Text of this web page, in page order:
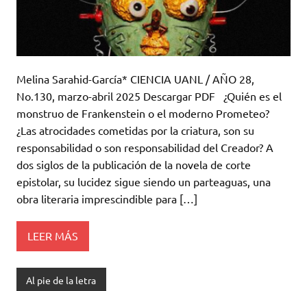
Melina Sarahid-García* CIENCIA UANL / AÑO 28,
No.130, marzo-abril 2025 Descargar PDF ¿Quién es el
monstruo de Frankenstein o el moderno Prometeo?
¿Las atrocidades cometidas por la criatura, son su
responsabilidad o son responsabilidad del Creador? A
dos siglos de la publicación de la novela de corte
epistolar, su lucidez sigue siendo un parteaguas, una
obra literaria imprescindible para […]
LEER MÁS
Al pie de la letra